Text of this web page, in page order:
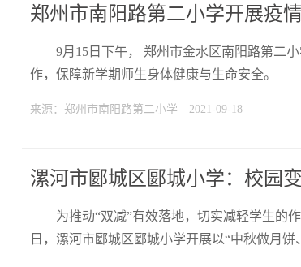
郑州市南阳路第二小学开展疫
9月15日下午， 郑州市金水区南阳路第二
作，保障新学期师生身体健康与生命安全。
来源：郑州市南阳路第二小学 2021-09-18
漯河市郾城区郾城小学：校园
为推动“双减”有效落地，切实减轻学生的
日，漯河市郾城区郾城小学开展以“中秋做月饼